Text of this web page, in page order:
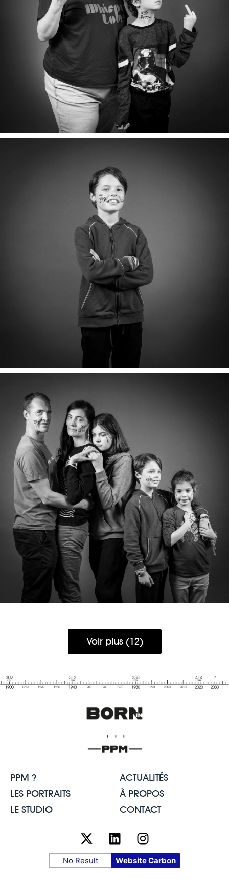
CAROLINE & SAMUEL
GASPARD
ALICE, SAMUEL, YSÉ, HÉLOISE & GASPARD
Voir plus (12)
PPM ?
LES PORTRAITS
LE STUDIO
ACTUALITÉS
À PROPOS
CONTACT
No Result Website Carbon